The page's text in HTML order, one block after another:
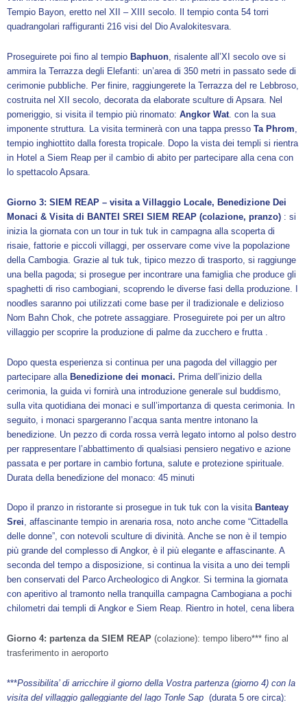
Tempio Bayon, eretto nel XII – XIII secolo. Il tempio conta 54 torri
quadrangolari raffiguranti 216 visi del Dio Avalokitesvara.
Proseguirete poi fino al tempio Baphuon, risalente all’XI secolo ove si
ammira la Terrazza degli Elefanti: un’area di 350 metri in passato sede di
cerimonie pubbliche. Per finire, raggiungerete la Terrazza del re Lebbroso,
costruita nel XII secolo, decorata da elaborate sculture di Apsara. Nel
pomeriggio, si visita il tempio più rinomato: Angkor Wat. con la sua
imponente struttura. La visita terminerà con una tappa presso Ta Phrom,
tempio inghiottito dalla foresta tropicale. Dopo la vista dei templi si rientra
in Hotel a Siem Reap per il cambio di abito per partecipare alla cena con
lo spettacolo Apsara.
Giorno 3: SIEM REAP – visita a Villaggio Locale, Benedizione Dei
Monaci & Visita di BANTEI SREI SIEM REAP (colazione, pranzo) : si
inizia la giornata con un tour in tuk tuk in campagna alla scoperta di
risaie, fattorie e piccoli villaggi, per osservare come vive la popolazione
della Cambogia. Grazie al tuk tuk, tipico mezzo di trasporto, si raggiunge
una bella pagoda; si prosegue per incontrare una famiglia che produce gli
spaghetti di riso cambogiani, scoprendo le diverse fasi della produzione. I
noodles saranno poi utilizzati come base per il tradizionale e delizioso
Nom Bahn Chok, che potrete assaggiare. Proseguirete poi per un altro
villaggio per scoprire la produzione di palme da zucchero e frutta .
Dopo questa esperienza si continua per una pagoda del villaggio per
partecipare alla Benedizione dei monaci. Prima dell’inizio della
cerimonia, la guida vi fornirà una introduzione generale sul buddismo,
sulla vita quotidiana dei monaci e sull’importanza di questa cerimonia. In
seguito, i monaci spargeranno l’acqua santa mentre intonano la
benedizione. Un pezzo di corda rossa verrà legato intorno al polso destro
per rappresentare l’abbattimento di qualsiasi pensiero negativo e azione
passata e per portare in cambio fortuna, salute e protezione spirituale.
Durata della benedizione del monaco: 45 minuti
Dopo il pranzo in ristorante si prosegue in tuk tuk con la visita Banteay
Srei, affascinante tempio in arenaria rosa, noto anche come “Cittadella
delle donne”, con notevoli sculture di divinità. Anche se non è il tempio
più grande del complesso di Angkor, è il più elegante e affascinante. A
seconda del tempo a disposizione, si continua la visita a uno dei templi
ben conservati del Parco Archeologico di Angkor. Si termina la giornata
con aperitivo al tramonto nella tranquilla campagna Cambogiana a pochi
chilometri dai templi di Angkor e Siem Reap. Rientro in hotel, cena libera
Giorno 4: partenza da SIEM REAP (colazione): tempo libero*** fino al
trasferimento in aeroporto
***Possibilita’ di arricchire il giorno della Vostra partenza (giorno 4) con la
visita del villaggio galleggiante del lago Tonle Sap (durata 5 ore circa):